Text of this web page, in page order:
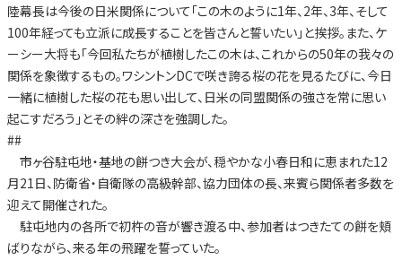
陸幕長は今後の日米関係について「この木のように1年、2年、3年、そして
100年経っても立派に成長することを皆さんと誓いたい」と挨拶。また、ケ
ーシー大将も「今回私たちが植樹したこの木は、これからの50年の我々の
関係を象徴するもの。ワシントンDCで咲き誇る桜の花を見るたびに、今日
一緒に植樹した桜の花も思い出して、日米の同盟関係の強さを常に思い
起こすだろう」とその絆の深さを強調した。
##
市ヶ谷駐屯地・基地の餅つき大会が、穏やかな小春日和に恵まれた12
月21日、防衛省・自衛隊の高級幹部、協力団体の長、来賓ら関係者多数を
迎えて開催された。
駐屯地内の各所で初杵の音が響き渡る中、参加者はつきたての餅を頬
ばりながら、来る年の飛躍を誓っていた。